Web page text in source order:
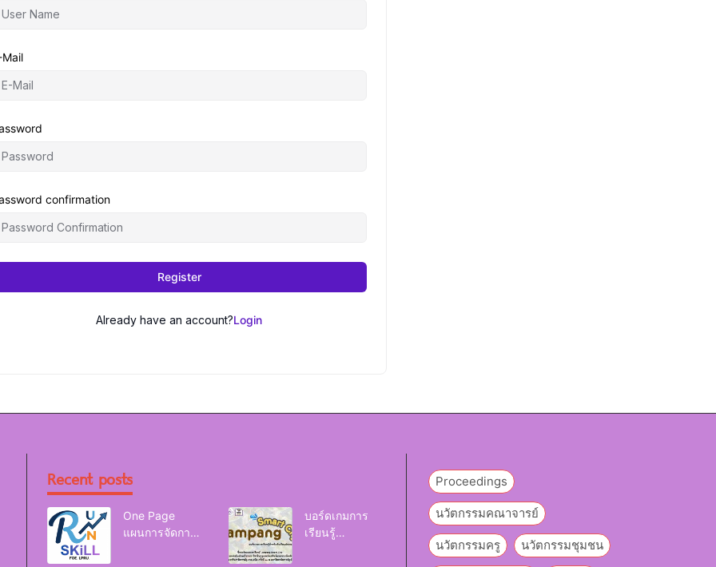
Mail
confirmation
Register
Already have an account?Login
Recent posts
One Page
แผนการจัดการ
บอร์ดเกมการ
เรียนรู้
Proceedings
นวัตกรรมคณาจารย์
นวัตกรรมครู นวัตกรรมชุมชน